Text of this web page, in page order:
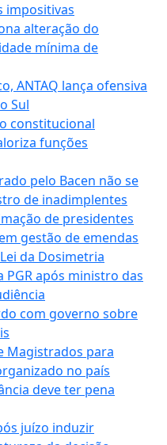
impositivas
alteração do
mínima de
ANTAQ lança ofensiva
Sul
constitucional
funções
pelo Bacen não se
de inadimplentes
de presidentes
gestão de emendas
da Dosimetria
após ministro das
com governo sobre
Magistrados para
no país
deve ter pena
juízo induzir